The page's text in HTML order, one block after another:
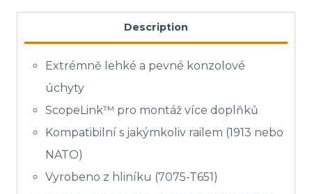
Description
Extrémně lehké a pevné konzolové
úchyty
ScopeLink™ pro montáž více doplňků
Kompatibilní s jakýmkoliv railem (1913 nebo
NATO)
Vyrobeno z hliníku (7075-T651)